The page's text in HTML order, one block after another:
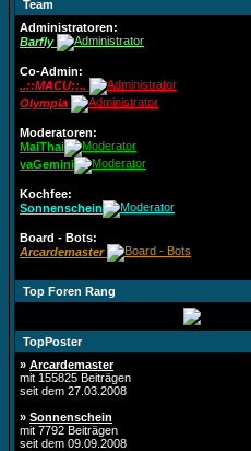
Team
Administratoren:
Barfly
Co-Admin:
..::MACU::..
Olympia
Moderatoren:
MaiThai
vaGemini
Kochfee:
Sonnenschein
Board - Bots:
Arcardemaster
Top Foren Rang
TopPoster
» Arcardemaster
mit 155825 Beiträgen
seit dem 27.03.2008
» Sonnenschein
mit 7792 Beiträgen
seit dem 09.09.2008